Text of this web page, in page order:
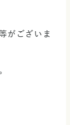
がございま